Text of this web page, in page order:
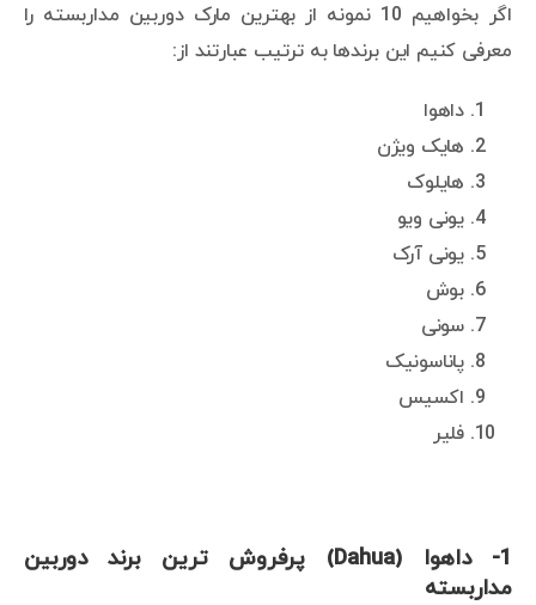
اگر بخواهیم 10 نمونه از بهترین مارک دوربین مداربسته را
معرفی کنیم این برندها به ترتیب عبارتند از:
داهوا
هایک ویژن
هایلوک
یونی ویو
یونی آرک
بوش
سونی
پاناسونیک
اکسیس
فلیر
1- داهوا (Dahua) پرفروش ترین برند دوربین
مداربسته